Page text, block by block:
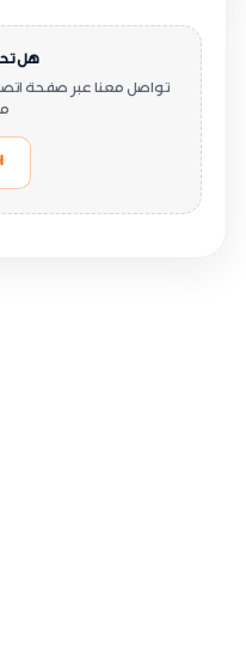
هل
تواصل معنا عبر صفحة